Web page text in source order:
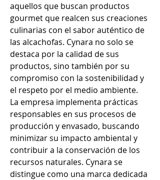
aquellos que buscan productos
gourmet que realcen sus creaciones
culinarias con el sabor auténtico de
las alcachofas. Cynara no solo se
destaca por la calidad de sus
productos, sino también por su
compromiso con la sostenibilidad y
el respeto por el medio ambiente.
La empresa implementa prácticas
responsables en sus procesos de
producción y envasado, buscando
minimizar su impacto ambiental y
contribuir a la conservación de los
recursos naturales. Cynara se
distingue como una marca dedicada